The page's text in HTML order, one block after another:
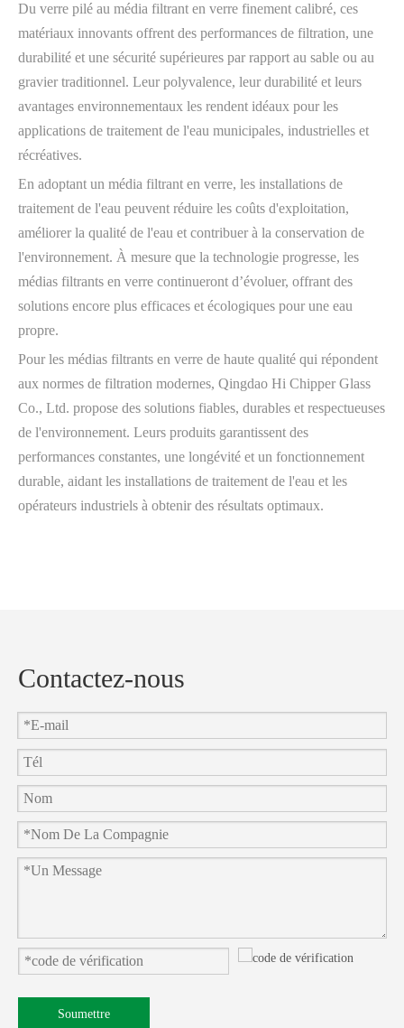
Du verre pilé au média filtrant en verre finement calibré, ces
matériaux innovants offrent des performances de filtration, une
durabilité et une sécurité supérieures par rapport au sable ou au
gravier traditionnel. Leur polyvalence, leur durabilité et leurs
avantages environnementaux les rendent idéaux pour les
applications de traitement de l'eau municipales, industrielles et
récréatives.
En adoptant un média filtrant en verre, les installations de
traitement de l'eau peuvent réduire les coûts d'exploitation,
améliorer la qualité de l'eau et contribuer à la conservation de
l'environnement. À mesure que la technologie progresse, les
médias filtrants en verre continueront d’évoluer, offrant des
solutions encore plus efficaces et écologiques pour une eau
propre.
Pour les médias filtrants en verre de haute qualité qui répondent
aux normes de filtration modernes, Qingdao Hi Chipper Glass
Co., Ltd. propose des solutions fiables, durables et respectueuses
de l'environnement. Leurs produits garantissent des
performances constantes, une longévité et un fonctionnement
durable, aidant les installations de traitement de l'eau et les
opérateurs industriels à obtenir des résultats optimaux.
Contactez-nous
Soumettre